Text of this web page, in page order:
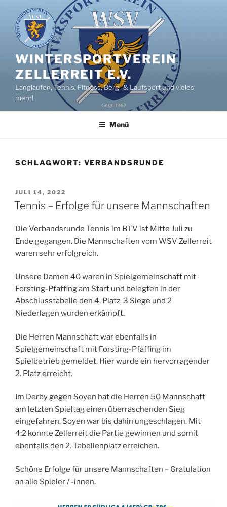
Inhalt
springen
WINTERSPORTVEREIN
ZELLERREIT E.V.
Langlaufen, Tennis, Fitness, Berg- & Laufsport und vieles
mehr!
Menü
SCHLAGWORT: VERBANDSRUNDE
VERÖFFENTLICHT
AM
JULI 14, 2022
Tennis – Erfolge für unsere Mannschaften
Die Verbandsrunde Tennis im BTV ist Mitte Juli zu
Ende gegangen. Die Mannschaften vom WSV Zellerreit
waren sehr erfolgreich.
Unsere Damen 40 waren in Spielgemeinschaft mit
Forsting-Pfaffing am Start und belegten in der
Abschlusstabelle den 4. Platz. 3 Siege und 2
Niederlagen wurden erkämpft.
Die Herren Mannschaft war ebenfalls in
Spielgemeinschaft mit Forsting-Pfaffing im
Spielbetrieb gemeldet. Hier wurde ein hervorragender
2. Platz erreicht.
Im Derby gegen Soyen hat die Herren 50 Mannschaft
am letzten Spieltag einen überraschenden Sieg
eingefahren. Soyen war bis dahin ungeschlagen. Mit
4:2 konnte Zellerreit die Partie gewinnen und somit
ebenfalls den 2. Tabellenplatz erreichen.
Schöne Erfolge für unsere Mannschaften – Gratulation
an alle Spieler / -innen.